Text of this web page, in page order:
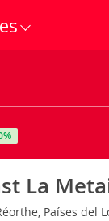
La
Países del